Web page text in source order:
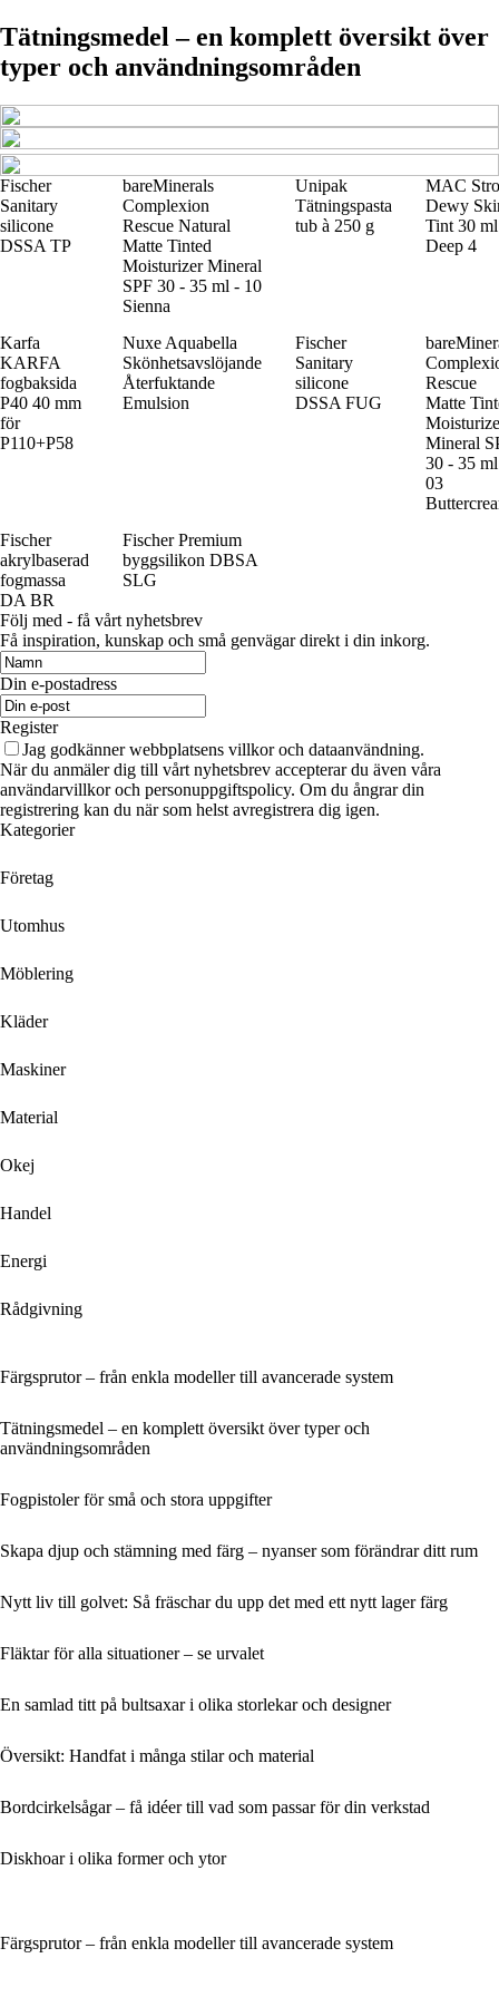
Tätningsmedel – en komplett översikt över
typer och användningsområden
Fischer
Sanitary
silicone
DSSA TP
bareMinerals
Complexion
Rescue Natural
Matte Tinted
Moisturizer Mineral
SPF 30 - 35 ml - 10
Sienna
Unipak
Tätningspasta
tub à 250 g
MAC
Dewy
Tint 30
Deep 4
Karfa
KARFA
fogbaksida
P40 40 mm
för
P110+P58
Nuxe Aquabella
Skönhetsavslöjande
Återfuktande
Emulsion
Fischer
Sanitary
silicone
DSSA FUG
Rescue
Matte
Mineral
30 - 35
03
Fischer
akrylbaserad
fogmassa
DA BR
Fischer Premium
byggsilikon DBSA
SLG
Följ med - få vårt nyhetsbrev
Få inspiration, kunskap och små genvägar direkt i din inkorg.
Din e-postadress
Register
Jag godkänner webbplatsens villkor och dataanvändning.
När du anmäler dig till vårt nyhetsbrev accepterar du även våra
användarvillkor och personuppgiftspolicy. Om du ångrar din
registrering kan du när som helst avregistrera dig igen.
Kategorier
Företag
Utomhus
Möblering
Kläder
Maskiner
Material
Okej
Handel
Energi
Rådgivning
Färgsprutor – från enkla modeller till avancerade system
Tätningsmedel – en komplett översikt över typer och
användningsområden
Fogpistoler för små och stora uppgifter
Skapa djup och stämning med färg – nyanser som förändrar ditt rum
Nytt liv till golvet: Så fräschar du upp det med ett nytt lager färg
Fläktar för alla situationer – se urvalet
En samlad titt på bultsaxar i olika storlekar och designer
Översikt: Handfat i många stilar och material
Bordcirkelsågar – få idéer till vad som passar för din verkstad
Diskhoar i olika former och ytor
Färgsprutor – från enkla modeller till avancerade system